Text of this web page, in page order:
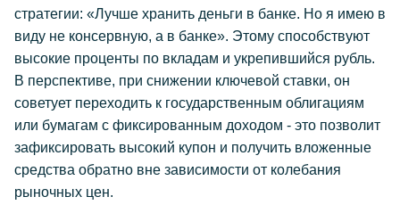
стратегии: «Лучше хранить деньги в банке. Но я имею в
виду не консервную, а в банке». Этому способствуют
высокие проценты по вкладам и укрепившийся рубль.
В перспективе, при снижении ключевой ставки, он
советует переходить к государственным облигациям
или бумагам с фиксированным доходом - это позволит
зафиксировать высокий купон и получить вложенные
средства обратно вне зависимости от колебания
рыночных цен.